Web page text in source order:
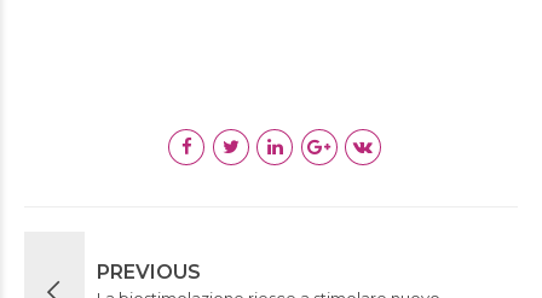
PREVIOUS